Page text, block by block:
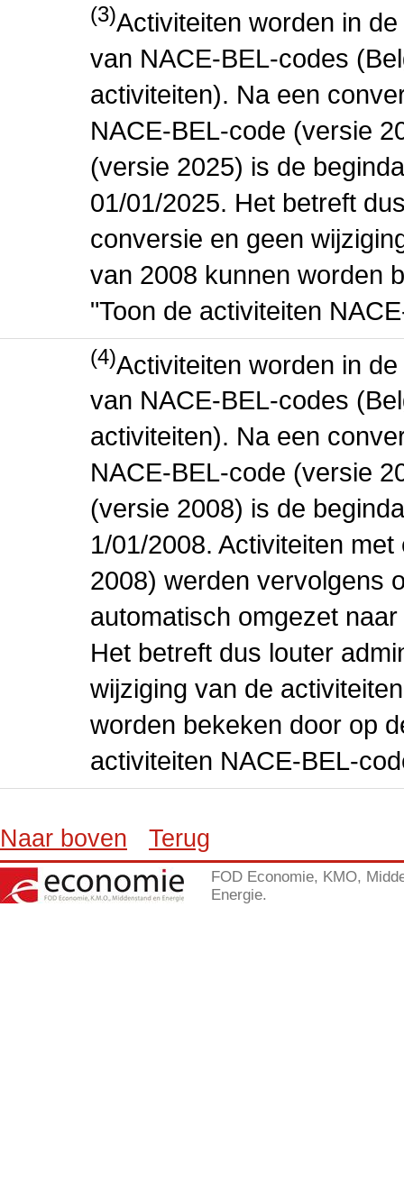
(3)Activiteiten worden in
van NACE-BEL-codes
activiteiten). Na een
NACE-BEL-code (versie
(versie 2025) is de
01/01/2025. Het betreft
conversie en geen
van 2008 kunnen worden
"Toon de activiteiten
(4)Activiteiten worden in
van NACE-BEL-codes
activiteiten). Na een
NACE-BEL-code (versie
(versie 2008) is de
1/01/2008. Activiteiten
2008) werden vervolgens
automatisch omgezet
Het betreft dus louter
wijziging van de
worden bekeken door op
activiteiten NACE-BEL-
Naar boven Terug
FOD Economie, KMO,
Energie.